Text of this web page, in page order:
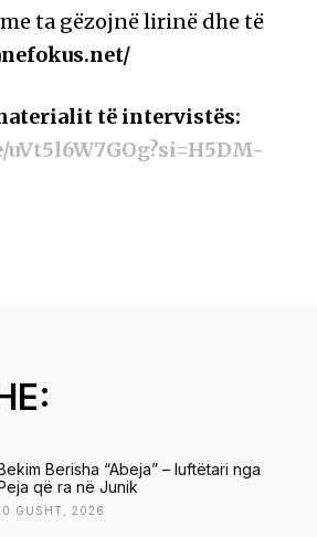
ta gëzojnë lirinë dhe të
të intervistës:
Berisha “Abeja” – luftëtari nga
që ra në Junik
GUSHT, 2026